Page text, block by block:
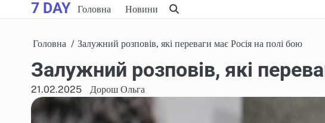
to
7 DAY Головна Новини
Головна Залужний розповів, які переваги має Росія на полі бою
Залужний розповів, які
21.02.2025 Дорош Ольга